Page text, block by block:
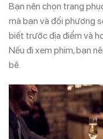
Bạn nên chọn trang
mà bạn và đối phương
biết trước địa điểm và
Nếu đi xem phim, bạn
bê.